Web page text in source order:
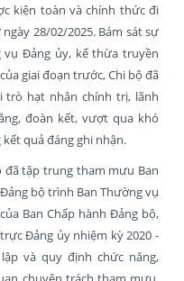
kiện toàn và chính thức đi
28/02/2025. Bám sát sự
vụ Đảng ủy, kế thừa truyền
giai đoạn trước, Chi bộ đã
trò hạt nhân chính trị, lãnh
đoàn kết, vượt qua khó
quả đáng ghi nhận.
đã tập trung tham mưu Ban
bộ trình Ban Thường vụ
Ban Chấp hành Đảng bộ,
Đảng ủy nhiệm kỳ 2020 -
và quy định chức năng,